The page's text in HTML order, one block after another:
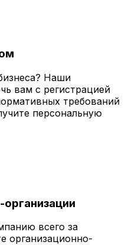
Наши
вам с регистрацией
требований
персональную
всего за
организационно-